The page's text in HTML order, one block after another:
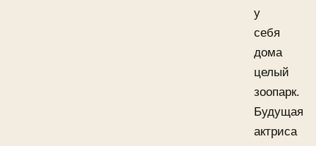
у
себя
дома
целый
зоопарк.
Будущая
актриса